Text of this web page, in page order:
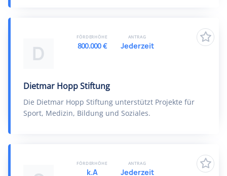
D
Dietmar Hopp Stiftung
Die Dietmar Hopp Stiftung unterstützt Projekte für
Sport, Medizin, Bildung und Soziales.
FÖRDERHÖHE
800.000 €
ANTRAG
Jederzeit
FÖRDERHÖHE
k.A
ANTRAG
Jederzeit